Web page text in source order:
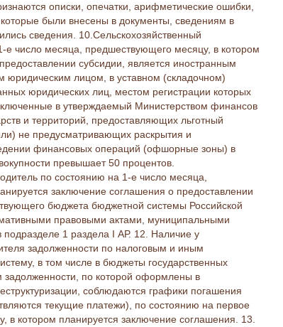
описки, опечатки, арифметические ошибки,
были внесены в документы, сведениям в
сведения. 10.Сельскохозяйственный
е число месяца, предшествующего месяцу, в котором
субсидии, является иностранным
юридическим лицом, в уставном (складочном)
юридических лиц, местом регистрации которых
в утверждаемый Министерством финансов
и территорий, предоставляющих льготный
не предусматривающих раскрытия и
финансовых операций (офшорные зоны) в
превышает 50 процентов.
по состоянию на 1-е число месяца,
заключение соглашения о предоставлении
бюджета бюджетной системы Российской
правовыми актами, муниципальными
1 раздела I АР. 12. Наличие у
задолженности по налоговым и иным
в том числе в бюджеты государственных
по которой оформлены в
соблюдаются графики погашения
текущие платежи), по состоянию на первое
котором планируется заключение соглашения. 13.